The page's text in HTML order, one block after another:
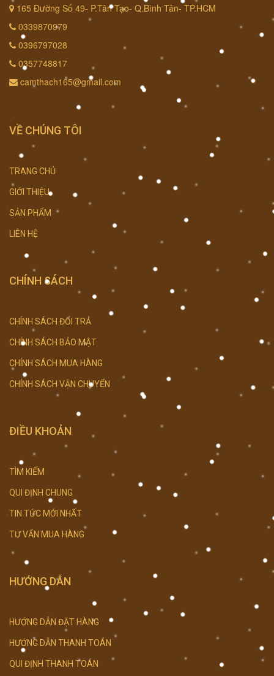
165 Đường Số 49- P.Tân Tạo- Q.Bình Tân- TP.HCM
0339870979
0396797028
0357748817
camthach165@gmail.com
VỀ CHÚNG TÔI
TRANG CHỦ
GIỚI THIỆU
SẢN PHẨM
LIÊN HỆ
CHÍNH SÁCH
CHÍNH SÁCH ĐỔI TRẢ
CHÍNH SÁCH BẢO MẬT
CHÍNH SÁCH MUA HÀNG
CHÍNH SÁCH VẬN CHUYỂN
ĐIỀU KHOẢN
TÌM KIẾM
QUI ĐỊNH CHUNG
TIN TỨC MỚI NHẤT
TƯ VẤN MUA HÀNG
HƯỚNG DẪN
HƯỚNG DẪN ĐẶT HÀNG
HƯỚNG DẪN THANH TOÁN
QUI ĐỊNH THANH TOÁN